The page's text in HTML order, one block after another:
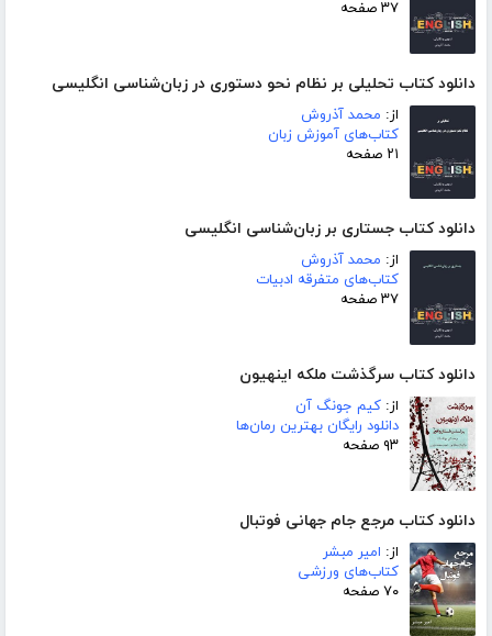
۳۷ صفحه
دانلود کتاب تحلیلی بر نظام نحو دستوری در زبان‌شناسی انگلیسی
از: محمد آذروش
کتاب‌های آموزش زبان
۲۱ صفحه
دانلود کتاب جستاری بر زبان‌شناسی انگلیسی
از: محمد آذروش
کتاب‌های متفرقه ادبیات
۳۷ صفحه
دانلود کتاب سرگذشت ملکه اینهیون
از: کیم جونگ آن
دانلود رایگان بهترین رمان‌ها
۹۳ صفحه
دانلود کتاب مرجع جام جهانی فوتبال
از: امیر مبشر
کتاب‌های ورزشی
۷۰ صفحه